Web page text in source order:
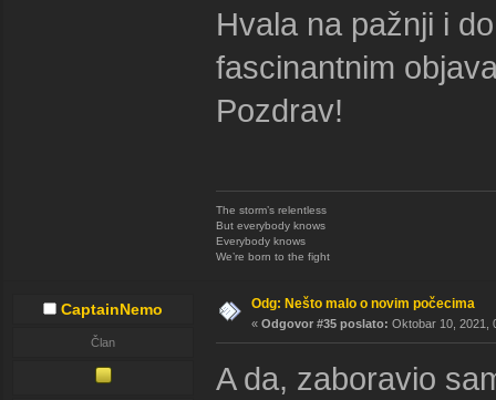
Hvala na pažnji i
fascinantnim
Pozdrav!
The storm’s relentless
But everybody knows
Everybody knows
We’re born to the fight
CaptainNemo
Član
Odg: Nešto malo o novim počecima
« Odgovor #35 poslato: Oktobar 10, 2021,
A da, zaboravio